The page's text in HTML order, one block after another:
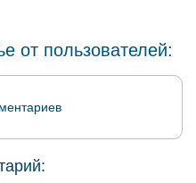
от пользователей: